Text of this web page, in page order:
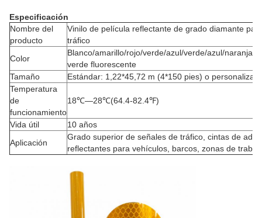
Especificación
Nombre del
producto
Vinilo de película reflectante de grado diamante
tráfico
Color
Blanco/amarillo/rojo/verde/azul/verde/azul/naranja/
verde fluorescente
Tamaño
Estándar: 1,22*45,72 m (4*150 pies) o
Temperatura
de
funcionamiento
18℃—28℃(64.4-82.4℉)
Vida útil
10 años
Aplicación
Grado superior de señales de tráfico, cintas de
reflectantes para vehículos, barcos, zonas de